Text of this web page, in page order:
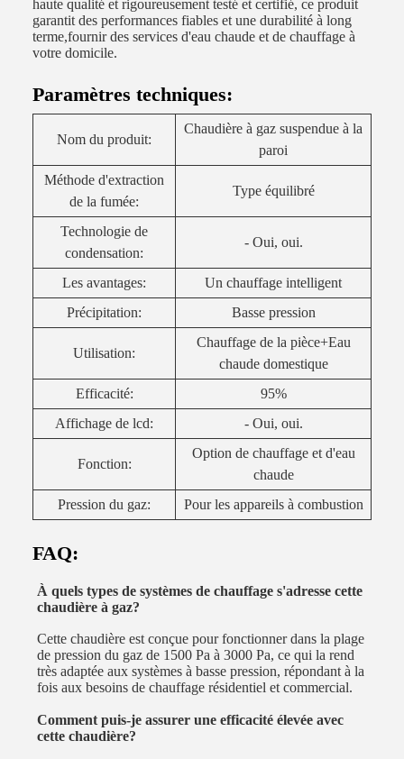
haute qualité et rigoureusement testé et certifié, ce produit
garantit des performances fiables et une durabilité à long
terme,fournir des services d'eau chaude et de chauffage à
votre domicile.
Paramètres techniques:
Nom du produit:
Chaudière à gaz suspendue à la
paroi
Méthode d'extraction
de la fumée:
Type équilibré
Technologie de
condensation:
- Oui, oui.
Les avantages:
Un chauffage intelligent
Précipitation:
Basse pression
Utilisation:
Chauffage de la pièce+Eau
chaude domestique
Efficacité:
95%
Affichage de lcd:
- Oui, oui.
Fonction:
Option de chauffage et d'eau
chaude
Pression du gaz:
Pour les appareils à combustion
FAQ:
À quels types de systèmes de chauffage s'adresse cette
chaudière à gaz?
Cette chaudière est conçue pour fonctionner dans la plage
de pression du gaz de 1500 Pa à 3000 Pa, ce qui la rend
très adaptée aux systèmes à basse pression, répondant à la
fois aux besoins de chauffage résidentiel et commercial.
Comment puis-je assurer une efficacité élevée avec
cette chaudière?